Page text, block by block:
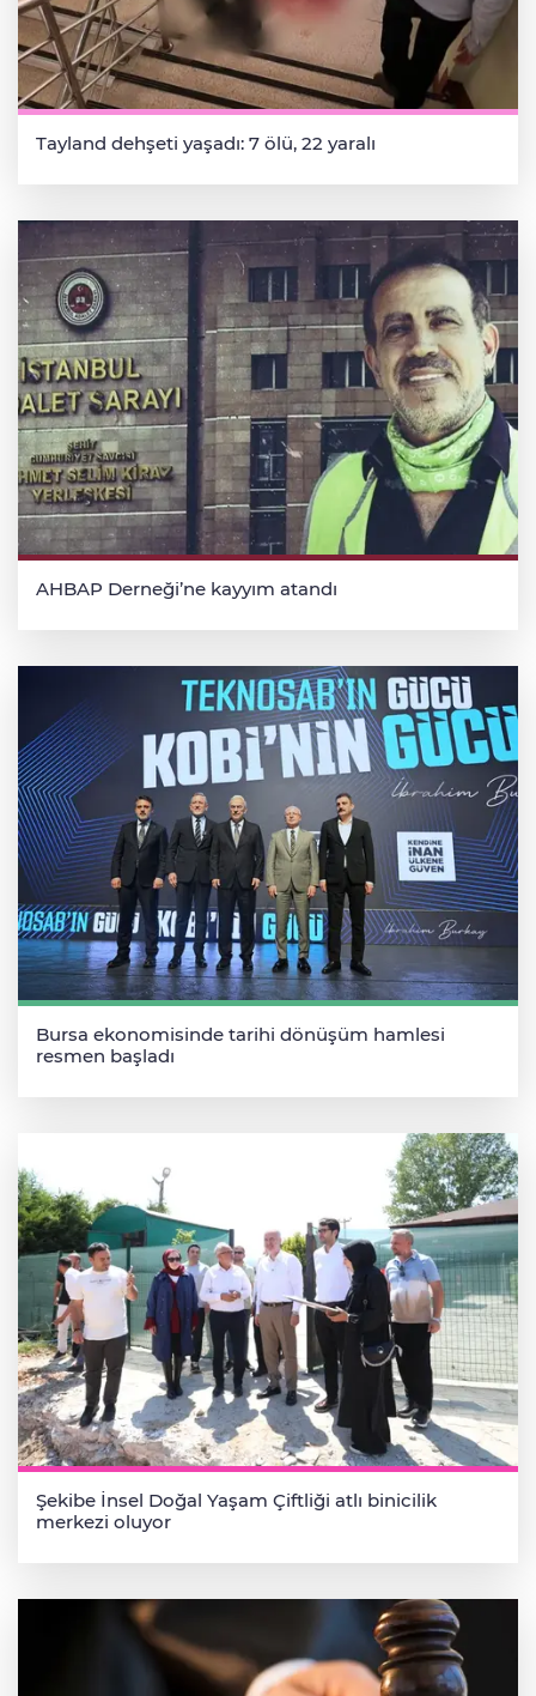
Tayland dehşeti yaşadı: 7 ölü, 22 yaralı
AHBAP Derneği’ne kayyım atandı
Bursa ekonomisinde tarihi dönüşüm hamlesi
resmen başladı
Şekibe İnsel Doğal Yaşam Çiftliği atlı binicilik
merkezi oluyor